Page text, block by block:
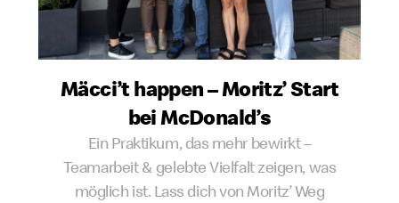
Mäcci’t happen – Moritz’ Start
bei McDonald’s
Ein Praktikum, das mehr bewirkt –
Teamarbeit & gelebte Vielfalt zeigen, was
möglich ist. Lass dich von Moritz’ Weg